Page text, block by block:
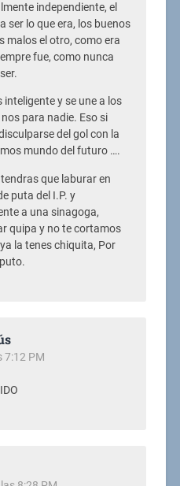
independiente, el
ser lo que era, los buenos
malos el otro, como era
fue, como nunca
inteligente y se une a los
para nadie. Eso si
del gol con la
mundo del futuro ….
que laburar en
puta del I.P. y
a una sinagoga,
quipa y no te cortamos
la tenes chiquita, Por
7:12 PM